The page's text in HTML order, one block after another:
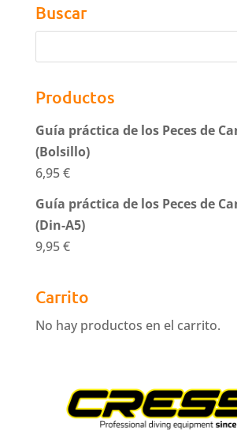
Buscar
Productos
Guía práctica de los Peces de
(Bolsillo)
6,95€
Guía práctica de los Peces de
(Din-A5)
9,95€
Carrito
No hay productos en el carrito.